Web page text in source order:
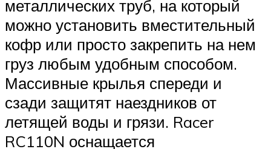
металлических труб, на который
можно установить вместительный
кофр или просто закрепить на нем
груз любым удобным способом.
Массивные крылья спереди и
сзади защитят наездников от
летящей воды и грязи. Racer
RC110N оснащается